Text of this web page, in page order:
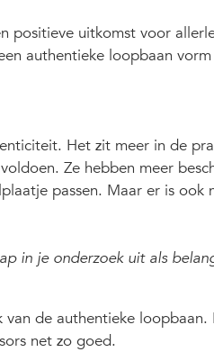
positieve uitkomst voor
authentieke loopbaan
Het zit meer in de
Ze hebben meer
passen. Maar er is ook
in je onderzoek uit als
de authentieke
net zo goed.